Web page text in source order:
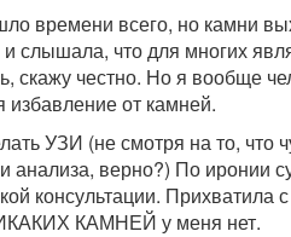
времени всего, но камни
слышала, что для многих
скажу честно. Но я вообще
от камней.
УЗИ (не смотря на то, что
и анализа, верно?) По иронии
консультации. Прихватила
КАМНЕЙ у меня нет.